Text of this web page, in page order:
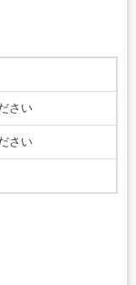
さい
さい